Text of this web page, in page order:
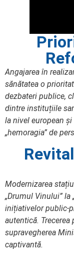
Angajarea în
sănătatea o
dezbateri publice,
dintre instituțiile
la nivel european
„hemoragia” de
Modernizarea
„Drumul Vinului” la
inițiativelor public-
autentică.
supravegherea
captivantă.